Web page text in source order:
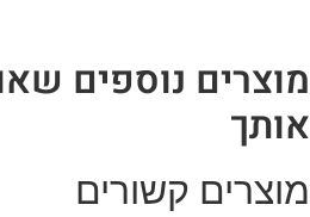
נוספים
קשורים